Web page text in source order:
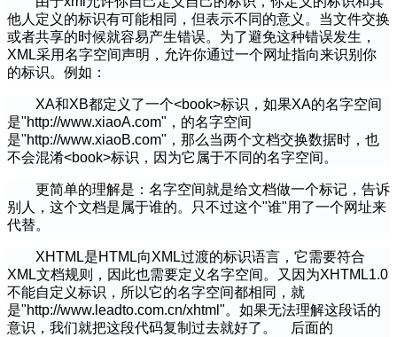
他人定义的标识有可能相同，但表示不同的意义。当文件交换
或者共享的时候就容易产生错误。为了避免这种错误发生，
XML采用名字空间声明，允许你通过一个网址指向来识别你
的标识。例如：
XA和XB都定义了一个<book>标识，如果XA的名字空间
是"http://www.xiaoA.com"，的名字空间
是"http://www.xiaoB.com"，那么当两个文档交换数据时，也
不会混淆<book>标识，因为它属于不同的名字空间。
更简单的理解是：名字空间就是给文档做一个标记，告诉
别人，这个文档是属于谁的。只不过这个"谁"用了一个网址来
代替。
XHTML是HTML向XML过渡的标识语言，它需要符合
XML文档规则，因此也需要定义名字空间。又因为XHTML1.0
不能自定义标识，所以它的名字空间都相同，就
是"http://www.leadto.com.cn/xhtml"。如果无法理解这段话的
意识，我们就把这段代码复制过去就好了。 后面的